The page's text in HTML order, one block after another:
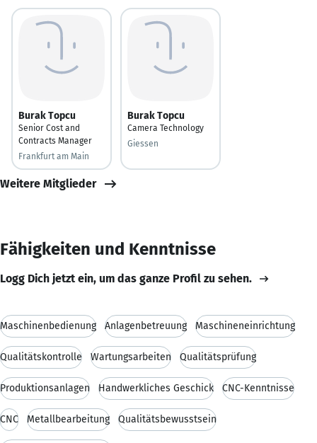
Burak Topcu
Senior Cost and
Contracts Manager
Frankfurt am Main
Burak Topcu
Camera Technology
Giessen
Weitere Mitglieder
Fähigkeiten und Kenntnisse
Logg Dich jetzt ein, um das ganze Profil zu sehen.
Maschinenbedienung Anlagenbetreuung Maschineneinrichtung
Qualitätskontrolle Wartungsarbeiten Qualitätsprüfung
Produktionsanlagen Handwerkliches Geschick CNC-Kenntnisse
CNC Metallbearbeitung Qualitätsbewusstsein